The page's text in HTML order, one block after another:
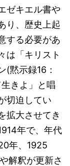
ゼキエル書や
り、歴史上起
する必要があ
は「キリスト
(黙示録16：
きよ」と唱
切迫してい
拡大させてき
年で、年代
年、1925
解釈が更新さ